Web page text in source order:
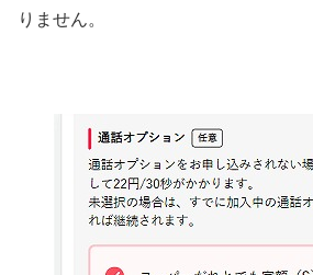
りません。